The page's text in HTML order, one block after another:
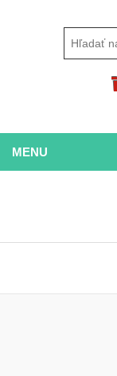
MENU